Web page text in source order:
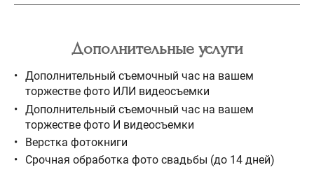
Дополнительные услуги
Дополнительный съемочный час на вашем
торжестве фото ИЛИ видеосъемки
Дополнительный съемочный час на вашем
торжестве фото И видеосъемки
Верстка фотокниги
Срочная обработка фото свадьбы (до 14 дней)